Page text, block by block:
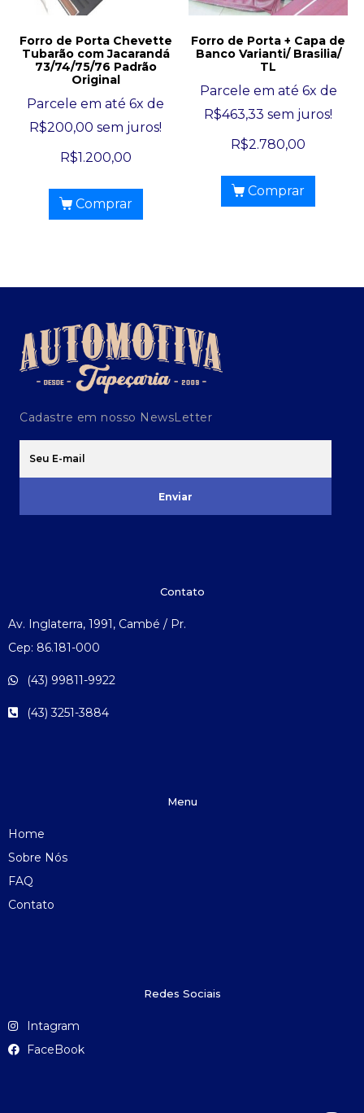
Forro de Porta Chevette
Tubarão com Jacarandá
73/74/75/76 Padrão
Original
Parcele em até 6x de
R$200,00 sem juros!
R$1.200,00
Comprar
Forro de Porta + Capa de
Banco Varianti/ Brasilia/
TL
Parcele em até 6x de
R$463,33 sem juros!
R$2.780,00
Comprar
Cadastre em nosso NewsLetter
Enviar
Contato
Av. Inglaterra, 1991, Cambé / Pr.
Cep: 86.181-000
(43) 99811-9922
(43) 3251-3884
Menu
Home
Sobre Nós
FAQ
Contato
Redes Sociais
Intagram
FaceBook